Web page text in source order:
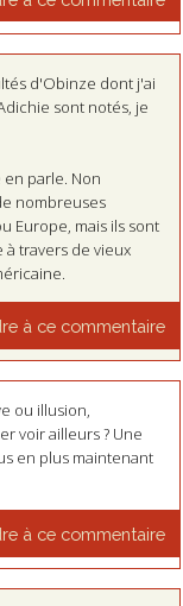
d'Obinze dont j'ai
sont notés, je
en parle. Non
nombreuses
Europe, mais ils sont
travers de vieux
à ce commentaire
ou illusion,
voir ailleurs ? Une
en plus maintenant
à ce commentaire